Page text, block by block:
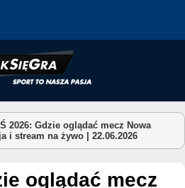
2026: Gdzie oglądać mecz Nowa
i stream na żywo | 22.06.2026